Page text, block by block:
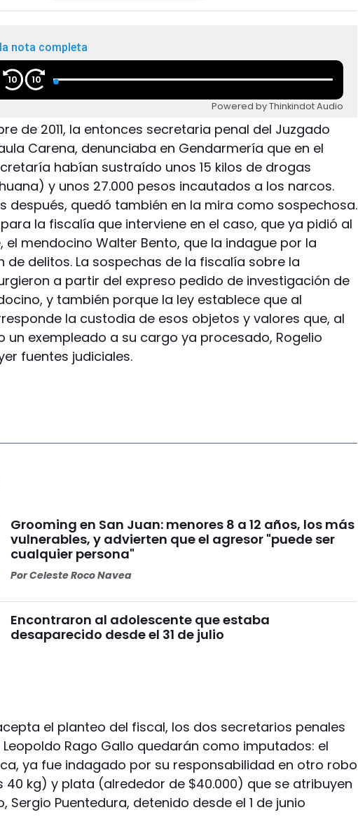
nota completa
10 10
Powered by Thinkindot Audio
de 2011, la entonces secretaria penal del Juzgado
Carena, denunciaba en Gendarmería que en el
habían sustraído unos 15 kilos de drogas
y unos 27.000 pesos incautados a los narcos.
después, quedó también en la mira como sospechosa.
la fiscalía que interviene en el caso, que ya pidió al
el mendocino Walter Bento, que la indague por la
de delitos. La sospechas de la fiscalía sobre la
a partir del expreso pedido de investigación de
y también porque la ley establece que al
la custodia de esos objetos y valores que, al
un exempleado a su cargo ya procesado, Rogelio
fuentes judiciales.
Grooming en San Juan: menores 8 a 12 años, los más
vulnerables, y advierten que el agresor "puede ser
cualquier persona"
PorCeleste Roco Navea
Encontraron al adolescente que estaba
desaparecido desde el 31 de julio
el planteo del fiscal, los dos secretarios penales
Leopoldo Rago Gallo quedarán como imputados: el
ya fue indagado por su responsabilidad en otro robo
40 kg) y plata (alrededor de $40.000) que se atribuyen
Sergio Puentedura, detenido desde el 1 de junio